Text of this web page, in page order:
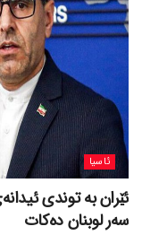
ئاسیا
ئێران بە توندی
سەر لوبنان دەکات